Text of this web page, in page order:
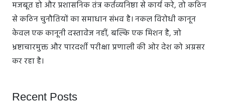
मजबूत हो और प्रशासनिक तंत्र कर्तव्यनिष्ठा से कार्य करे, तो कठिन
से कठिन चुनौतियों का समाधान संभव है। नकल विरोधी कानून
केवल एक कानूनी दस्तावेज नहीं, बल्कि एक मिशन है, जो
भ्रष्टाचारमुक्त और पारदर्शी परीक्षा प्रणाली की ओर देश को अग्रसर
कर रहा है।
Recent Posts